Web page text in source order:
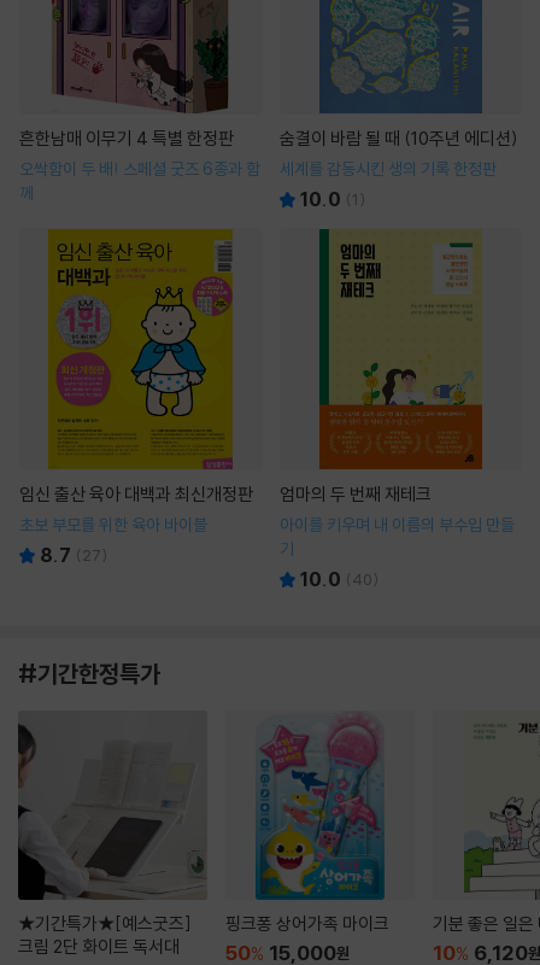
흔한남매 이무기 4 특별 한정판
오싹함이 두 배! 스페셜 굿즈 6종과 함
께
숨결이 바람 될 때 (10주년 에디션)
세계를 감동시킨 생의 기록 한정판
10.0 (1 )
임신 출산 육아 대백과 최신개정판
초보 부모를 위한 육아 바이블
8.7 ( 27)
엄마의 두 번째 재테크
아이를 키우며 내 이름의 부수입 만들
기
10.0 (40)
#기간한정특가
★기간특가★[예스굿즈]
크림 2단 화이트 독서대
핑크퐁 상어가족 마이크
50% 15,000원
기분 좋은 일은
10% 6,120원